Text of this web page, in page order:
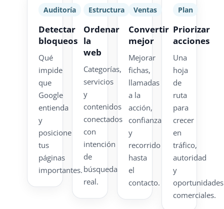
Auditoría
Detectar
bloqueos
Qué
impide
que
Google
entienda
y
posicione
tus
páginas
importantes.
Estructura
Ordenar
la
web
Categorías,
servicios
y
contenidos
conectados
con
intención
de
búsqueda
real.
Ventas
Convertir
mejor
Mejorar
fichas,
llamadas
a la
acción,
confianza
y
recorrido
hasta
el
contacto.
Plan
Priorizar
acciones
Una
hoja
de
ruta
para
crecer
en
tráfico,
autoridad
y
oportunidades
comerciales.